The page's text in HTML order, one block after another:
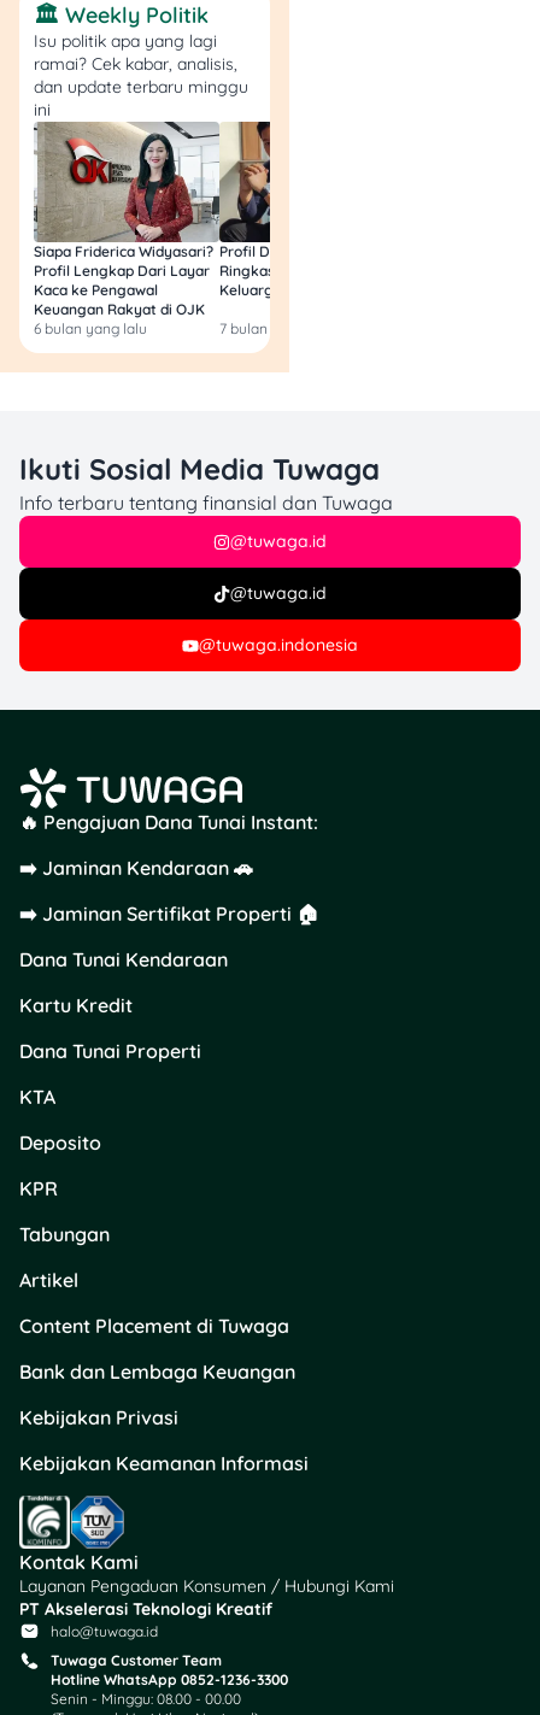
🏛️ Weekly Politik
Isu politik apa yang lagi
ramai? Cek kabar, analisis,
dan update terbaru minggu
ini
Siapa Friderica Widyasari?
Profil Lengkap Dari Layar
Kaca ke Pengawal
Keuangan Rakyat di OJK
6 bulan yang lalu
Profil Darma Mangkuluhur:
Ringkas Latar Belakang
Keluarga dan Bisnisnya
7 bulan yang lalu
Ikuti Sosial Media Tuwaga
Info terbaru tentang finansial dan Tuwaga
@tuwaga.id
@tuwaga.id
@tuwaga.indonesia
🔥 Pengajuan Dana Tunai Instant:
➡️ Jaminan Kendaraan 🚗
➡️ Jaminan Sertifikat Properti 🏠
Dana Tunai Kendaraan
Kartu Kredit
Dana Tunai Properti
KTA
Deposito
KPR
Tabungan
Artikel
Content Placement di Tuwaga
Bank dan Lembaga Keuangan
Kebijakan Privasi
Kebijakan Keamanan Informasi
Kontak Kami
Layanan Pengaduan Konsumen / Hubungi Kami
PT Akselerasi Teknologi Kreatif
halo@tuwaga.id
Tuwaga Customer Team
Hotline WhatsApp 0852-1236-3300
Senin - Minggu: 08.00 - 00.00